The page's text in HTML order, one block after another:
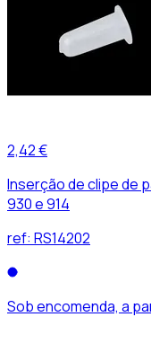
2,42 €
Inserção de clipe de
930 e 914
ref: RS14202
Sob encomenda, a